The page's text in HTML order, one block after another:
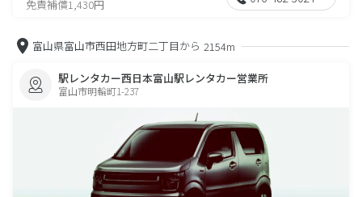
免責補償1,430円
富山県富山市西田地方町二丁目から 2154m
駅レンタカー西日本富山駅レンタカー営業所
富山市明輪町1-237